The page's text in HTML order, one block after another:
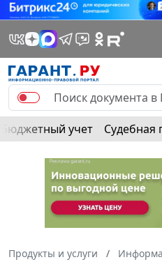
Бюджетный учет Судебная
Продукты и услуги